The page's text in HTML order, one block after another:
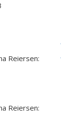
Reiersen:
Reiersen: